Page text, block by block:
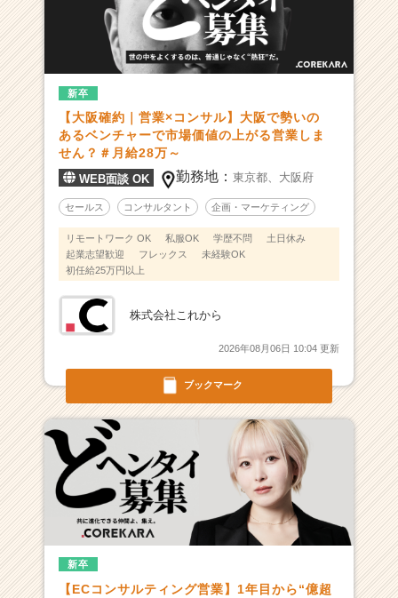
ブックマーク
新卒
【大阪確約｜営業×コンサル】大阪で勢いの
あるベンチャーで市場価値の上がる営業しま
せん？＃月給28万～
WEB面談 OK 勤務地：東京都、 大阪府
セールス コンサルタント 企画・マーケティング
リモートワーク OK 私服OK 学歴不問
土日休み
起業志望歓迎
フレックス
未経験OK
初任給25万円以上
株式会社これから
2026年08月06日 10:04 更新
新卒
【ECコンサルティング営業】1年目から“億超